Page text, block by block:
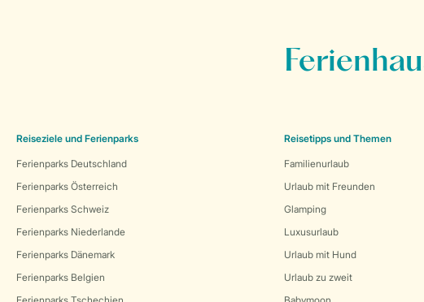
Reiseziele und Ferienparks
Ferienparks Deutschland
Ferienparks Österreich
Ferienparks Schweiz
Ferienparks Niederlande
Ferienparks Dänemark
Ferienparks Belgien
Reisetipps und Themen
Familienurlaub
Urlaub mit Freunden
Glamping
Luxusurlaub
Urlaub mit Hund
Urlaub zu zweit